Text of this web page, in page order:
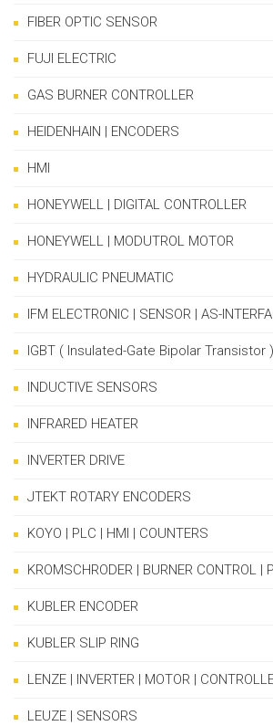
FIBER OPTIC SENSOR
FUJI ELECTRIC
GAS BURNER CONTROLLER
HEIDENHAIN | ENCODERS
HMI
HONEYWELL | DIGITAL CONTROLLER
HONEYWELL | MODUTROL MOTOR
HYDRAULIC PNEUMATIC
IFM ELECTRONIC | SENSOR | AS-
IGBT ( Insulated-Gate Bipolar Transistor )
INDUCTIVE SENSORS
INFRARED HEATER
INVERTER DRIVE
JTEKT ROTARY ENCODERS
KOYO | PLC | HMI | COUNTERS
KROMSCHRODER | BURNER CONTROL |
KUBLER ENCODER
KUBLER SLIP RING
LENZE | INVERTER | MOTOR |
LEUZE | SENSORS